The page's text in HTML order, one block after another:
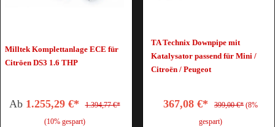
Milltek Komplettanlage ECE für
Citröen DS3 1.6 THP
Ab 1.255,29 €*
1.394,77 €*
(10% gespart)
TA Technix Downpipe mit
Katalysator passend für Mini /
Citroën / Peugeot
367,08 €* 399,00 €* (8%
gespart)